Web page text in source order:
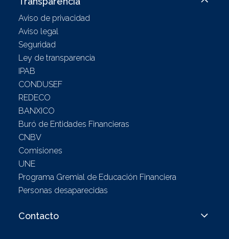
Aviso de privacidad
Aviso legal
Seguridad
Ley de transparencia
IPAB
CONDUSEF
REDECO
BANXICO
Buró de Entidades Financieras
CNBV
Comisiones
UNE
Programa Gremial de Educación Financiera
Personas desaparecidas
Contacto